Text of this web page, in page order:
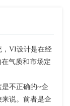
，VI设计是在经
气质和市场定
不正确的~企
说。前者是企